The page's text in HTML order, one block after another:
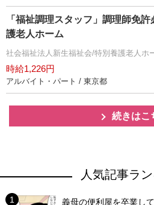
「福祉調理スタッフ」調理師免
護老人ホーム
社会福祉法人新生福祉会/特別養護老人ホ
時給1,226円
アルバイト・パート / 東京都
続きはこ
人気記事ラ
義母の便利屋を卒業し